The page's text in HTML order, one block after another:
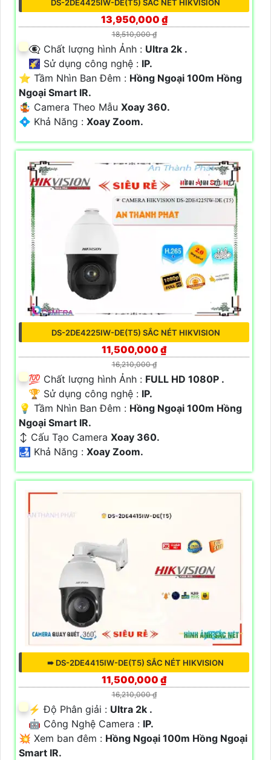
DS-2DE4425IW-DE(T5) SẮC NÉT HIKVISION
13,950,000 ₫
18,510,000 ₫
👁️‍🗨 Chất lượng hình Ảnh : Ultra 2k .
🌠 Sử dụng công nghệ : IP.
⭐ Tầm Nhìn Ban Đêm : Hồng Ngoại 100m Hồng
Ngoại Smart IR.
🤹 Camera Theo Mẫu Xoay 360.
️💠 Khả Năng : Xoay Zoom.
DS-2DE4225IW-DE(T5) SẮC NÉT HIKVISION
11,500,000 ₫
16,210,000 ₫
💯 Chất lượng hình Ảnh : FULL HD 1080P .
🏆 Sử dụng công nghệ : IP.
💡 Tầm Nhìn Ban Đêm : Hồng Ngoại 100m Hồng
Ngoại Smart IR.
↕️ Cấu Tạo Camera Xoay 360.
️🛃 Khả Năng : Xoay Zoom.
➠ DS-2DE4415IW-DE(T5) SẮC NÉT HIKVISION
11,500,000 ₫
16,210,000 ₫
️⚡ Độ Phân giải : Ultra 2k .
🤖️ Công Nghệ Camera : IP.
💥 Xem ban đêm : Hồng Ngoại 100m Hồng Ngoại
Smart IR.